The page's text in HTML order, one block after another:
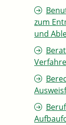
zum
und